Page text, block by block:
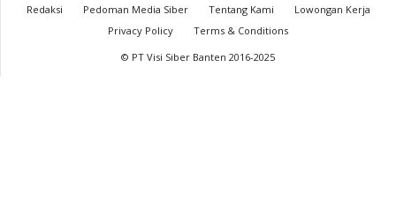
Redaksi Pedoman Media Siber Tentang Kami
Lowongan Kerja
Privacy Policy
Terms & Conditions
© PT Visi Siber Banten 2016-2025